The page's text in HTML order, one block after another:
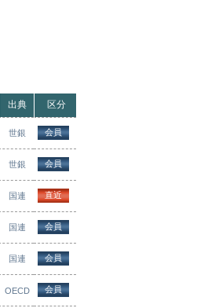
出典 区分
世銀 会員
世銀 会員
国連 直近
国連 会員
国連 会員
OECD 会員